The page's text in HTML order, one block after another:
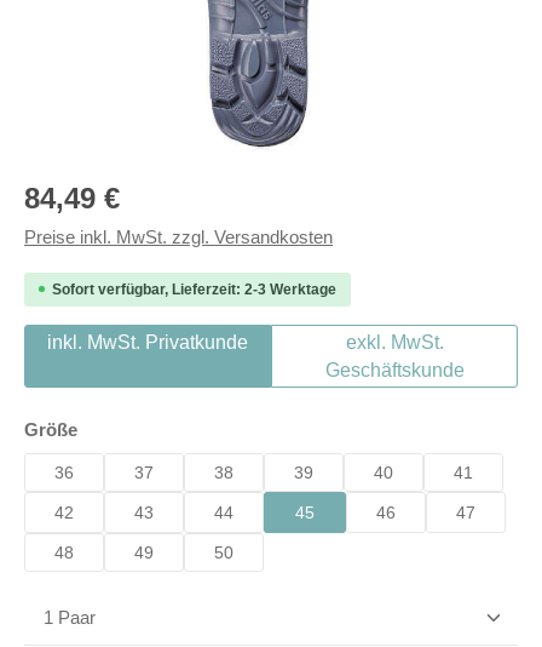
Regulärer Preis:
84,49 €
Preise inkl. MwSt. zzgl. Versandkosten
Sofort verfügbar, Lieferzeit: 2-3 Werktage
inkl. MwSt. Privatkunde
exkl. MwSt.
Geschäftskunde
Größeauswählen
36 37 38 39 40 41
42 43 44 45 46 47
48 49 50
Produkt Anzahl: Gib den gewünschten Wert ein